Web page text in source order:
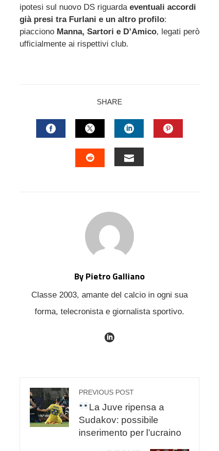
ipotesi sul nuovo DS riguarda eventuali accordi
già presi tra Furlani e un altro profilo:
piacciono Manna, Sartori e D’Amico, legati però
ufficialmente ai rispettivi club.
SHARE
FACEBOOKTWITTERLINKEDIN
By Pietro Galliano
Classe 2003, amante del calcio in ogni sua
forma, telecronista e giornalista sportivo.
PREVIOUS POST
La Juve ripensa a
Sudakov: possibile
inserimento per l’ucraino